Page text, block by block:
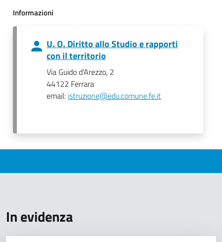
Informazioni
U. O. Diritto allo Studio e rapporti
con il territorio
Via Guido d'Arezzo, 2
44122 Ferrara
email: istruzione@edu.comune.fe.it
In evidenza